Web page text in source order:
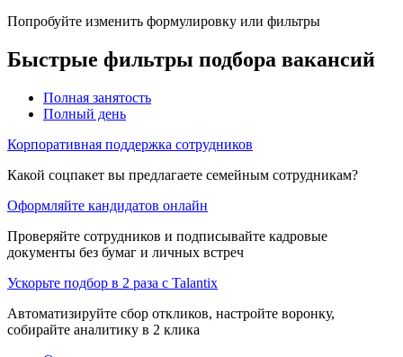
Попробуйте изменить формулировку или фильтры
Быстрые фильтры подбора вакансий
Полная занятость
Полный день
Корпоративная поддержка сотрудников
Какой соцпакет вы предлагаете семейным сотрудникам?
Оформляйте кандидатов онлайн
Проверяйте сотрудников и подписывайте кадровые
документы без бумаг и личных встреч
Ускорьте подбор в 2 раза с Talantix
Автоматизируйте сбор откликов, настройте воронку,
собирайте аналитику в 2 клика